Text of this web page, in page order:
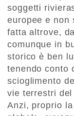
soggetti
europee e non
fatta altrove,
comunque in
storico è ben
tenendo conto
scioglimento
vie terrestri del
Anzi, proprio